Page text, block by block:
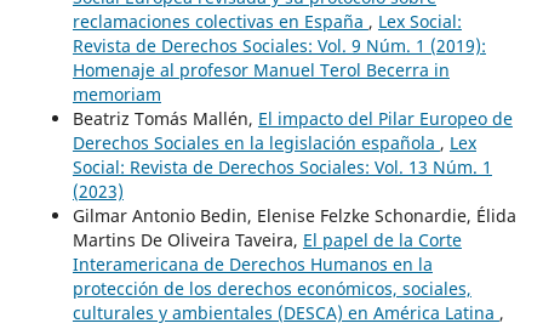
reclamaciones colectivas en España , Lex Social:
Revista de Derechos Sociales: Vol. 9 Núm. 1 (2019):
Homenaje al profesor Manuel Terol Becerra in
memoriam
Beatriz Tomás Mallén, El impacto del Pilar Europeo de
Derechos Sociales en la legislación española , Lex
Social: Revista de Derechos Sociales: Vol. 13 Núm. 1
(2023)
Gilmar Antonio Bedin, Elenise Felzke Schonardie, Élida
Martins De Oliveira Taveira, El papel de la Corte
Interamericana de Derechos Humanos en la
protección de los derechos económicos, sociales,
culturales y ambientales (DESCA) en América Latina ,